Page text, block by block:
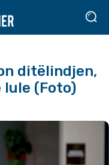
ditëlindjen,
lule (Foto)